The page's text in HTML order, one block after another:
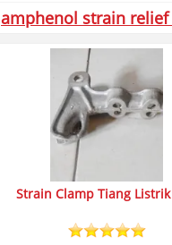
amphenol strain
Strain Clamp Tiang Listrik